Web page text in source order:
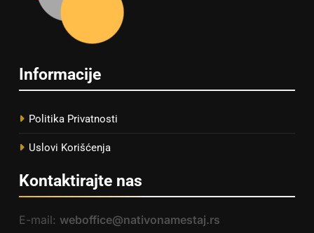
Informacije
Politika Privatnosti
Uslovi Korišćenja
Kontaktirajte nas
E-mail: weboffice@nativonamestaj.rs